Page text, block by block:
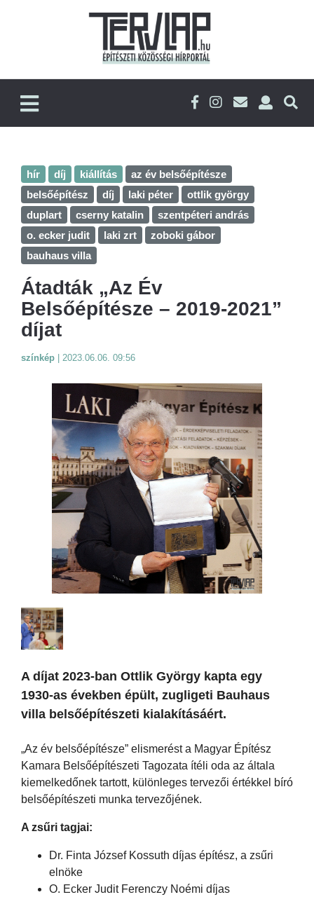
hír díj kiállítás
az év belsőépítésze
belsőépítész
díj laki péter
ottlik györgy
duplart
cserny katalin
szentpéteri andrás
o. ecker judit
laki zrt
zoboki gábor
bauhaus villa
Átadták „Az Év
Belsőépítésze – 2019-2021”
díjat
színkép 2023.06.06. 09:56
A díjat 2023-ban Ottlik György kapta egy
1930-as években épült, zugligeti Bauhaus
villa belsőépítészeti kialakításáért.
„Az év belsőépítésze” elismerést a Magyar Építész
Kamara Belsőépítészeti Tagozata ítéli oda az általa
kiemelkedőnek tartott, különleges tervezői értékkel bíró
belsőépítészeti munka tervezőjének.
A zsűri tagjai:
Dr. Finta József Kossuth díjas építész, a zsűri
elnöke
O. Ecker Judit Ferenczy Noémi díjas